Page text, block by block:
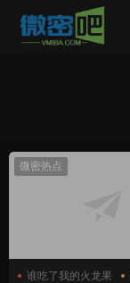
微密热点
谁吃了我的火龙果